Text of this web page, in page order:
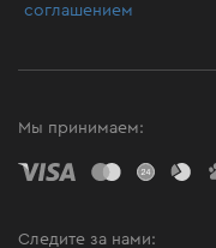
соглашением
Мы принимаем:
Следите за нами: